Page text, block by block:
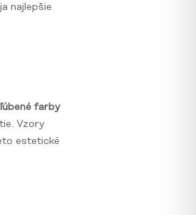
najlepšie
farby
Vzory
estetické